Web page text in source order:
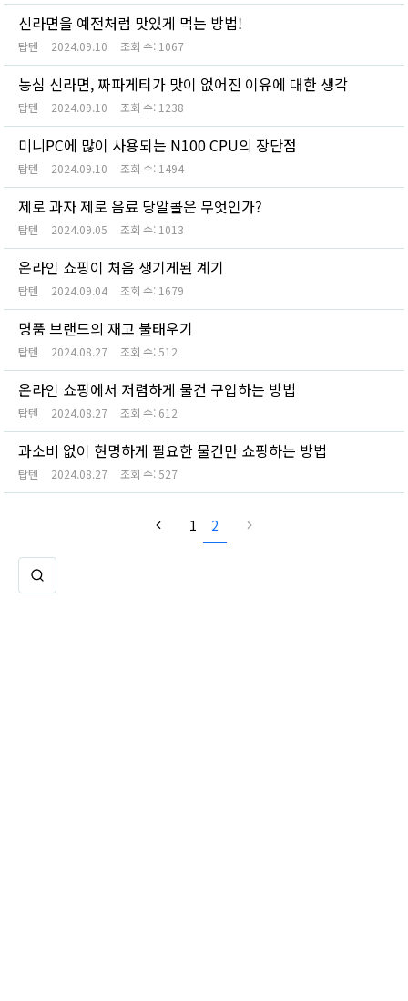
신라면을 예전처럼 맛있게 먹는 방법!
탑텐 2024.09.10 조회 수: 1067
농심 신라면, 짜파게티가 맛이 없어진 이유에 대한 생각
탑텐 2024.09.10 조회 수: 1238
미니PC에 많이 사용되는 N100 CPU의 장단점
탑텐 2024.09.10 조회 수: 1494
제로 과자 제로 음료 당알콜은 무엇인가?
탑텐 2024.09.05 조회 수: 1013
온라인 쇼핑이 처음 생기게된 계기
탑텐 2024.09.04 조회 수: 1679
명품 브랜드의 재고 불태우기
탑텐 2024.08.27 조회 수:512
온라인 쇼핑에서 저렴하게 물건 구입하는 방법
탑텐 2024.08.27 조회 수: 612
과소비 없이 현명하게 필요한 물건만 쇼핑하는 방법
탑텐 2024.08.27 조회 수:527
1 2